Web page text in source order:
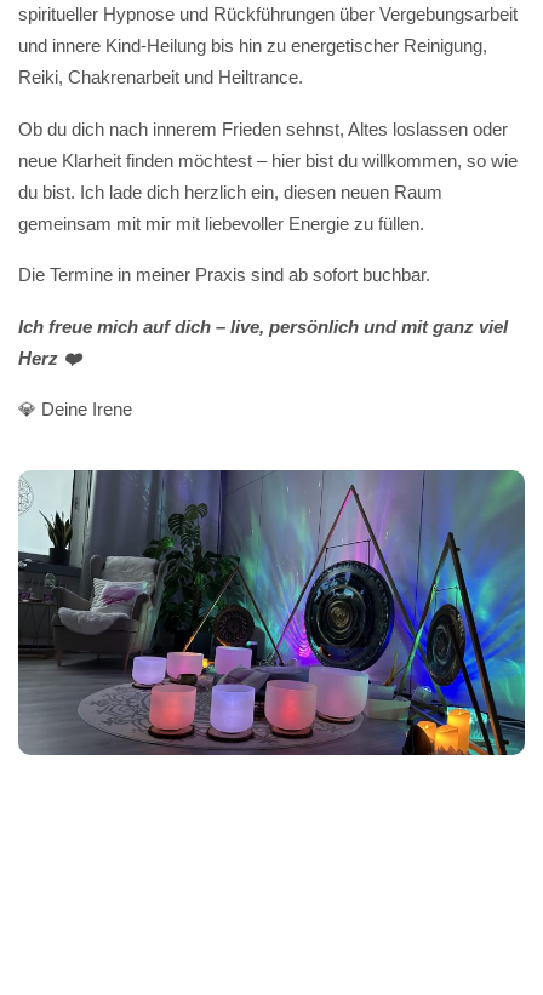
spiritueller Hypnose und Rückführungen über Vergebungsarbeit
und innere Kind-Heilung bis hin zu energetischer Reinigung,
Reiki, Chakrenarbeit und Heiltrance.
Ob du dich nach innerem Frieden sehnst, Altes loslassen oder
neue Klarheit finden möchtest – hier bist du willkommen, so wie
du bist. Ich lade dich herzlich ein, diesen neuen Raum
gemeinsam mit mir mit liebevoller Energie zu füllen.
Die Termine in meiner Praxis sind ab sofort buchbar.
Ich freue mich auf dich – live, persönlich und mit ganz viel
Herz ❤️
💎 Deine Irene